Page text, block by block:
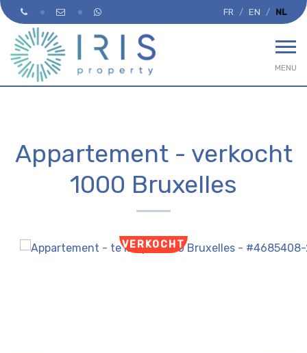
FR EN NL
MENU
Appartement - verkocht
1000 Bruxelles
VERKOCHT